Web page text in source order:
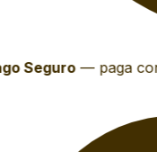
Seguro—paga